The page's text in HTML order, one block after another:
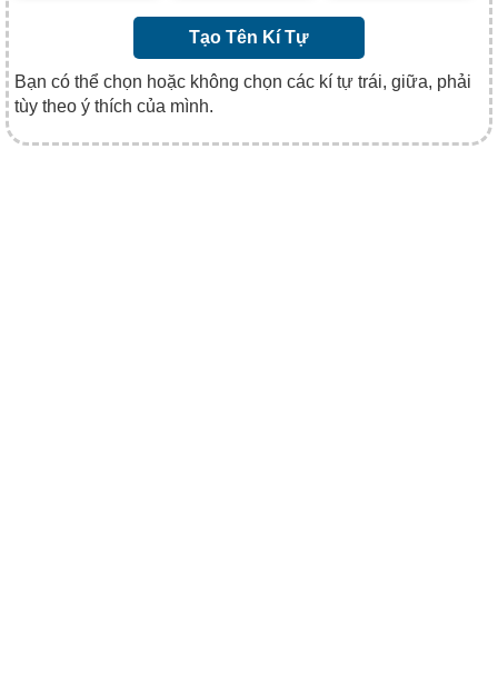
Tạo Tên Kí Tự
Bạn có thể chọn hoặc không chọn các kí tự trái, giữa, phải
tùy theo ý thích của mình.